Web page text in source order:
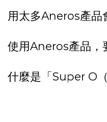
用太多Aneros產品
使用Aneros產品，
什麼是「Super O